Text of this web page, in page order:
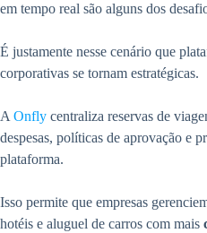
em tempo real são alguns dos
É justamente nesse cenário que
corporativas se tornam estratégicas.
AOnfly centraliza reservas de
despesas, políticas de aprovação e
plataforma.
Isso permite que empresas
hotéis e aluguel de carros com mais